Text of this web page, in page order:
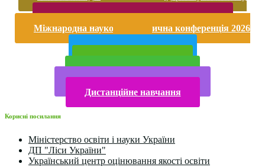
Міжнародна науково-практична конференція 2026
Дистанційне навчання
Корисні посилання
Міністерство освіти і науки України
ДП "Ліси України"
Український центр оцінювання якості освіти